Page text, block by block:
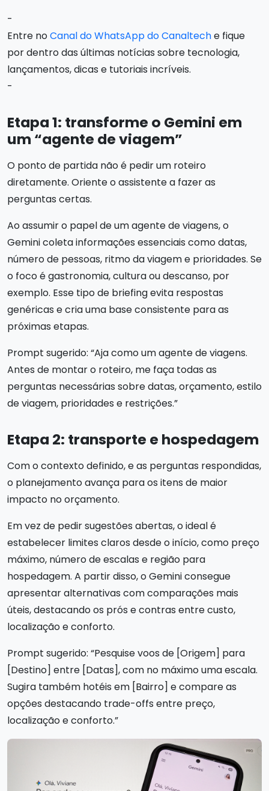
-
Entre noCanal do WhatsApp do Canalteche fique
por dentro das últimas notícias sobre tecnologia,
lançamentos, dicas e tutoriais incríveis.
-
Etapa 1: transforme o Gemini em
um “agente de viagem”
O ponto de partida não é pedir um roteiro
diretamente. Oriente o assistente a fazer as
perguntas certas.
Ao assumir o papel de um agente de viagens, o
Gemini coleta informações essenciais como datas,
número de pessoas, ritmo da viagem e prioridades. Se
o foco é gastronomia, cultura ou descanso, por
exemplo. Esse tipo de briefing evita respostas
genéricas e cria uma base consistente para as
próximas etapas.
Prompt sugerido: “Aja como um agente de viagens.
Antes de montar o roteiro, me faça todas as
perguntas necessárias sobre datas, orçamento, estilo
de viagem, prioridades e restrições.”
Etapa 2: transporte e hospedagem
Com o contexto definido, e as perguntas respondidas,
o planejamento avança para os itens de maior
impacto no orçamento.
Em vez de pedir sugestões abertas, o ideal é
estabelecer limites claros desde o início, como preço
máximo, número de escalas e região para
hospedagem. A partir disso, o Gemini consegue
apresentar alternativas com comparações mais
úteis, destacando os prós e contras entre custo,
localização e conforto.
Prompt sugerido: “Pesquise voos de [Origem] para
[Destino] entre [Datas], com no máximo uma escala.
Sugira também hotéis em [Bairro] e compare as
opções destacando trade-offs entre preço,
localização e conforto.”